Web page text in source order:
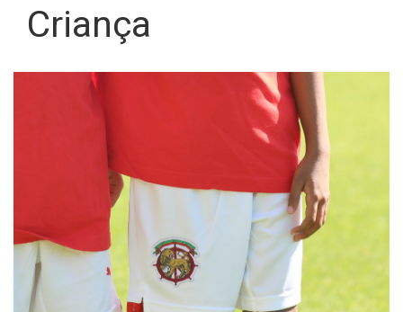
Colégio do Marítimo
Criança